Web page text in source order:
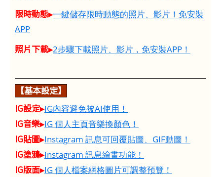
限時動態▸一鍵儲存限時動態的照片、影片！免安裝
APP
照片下載▸2步驟下載照片、影片，免安裝APP！
【基本設定】
IG設定▸IG內容避免被AI使用！
IG音樂▸IG 個人主頁音樂換顏色！
IG貼圖▸Instagram 訊息可回覆貼圖、GIF動圖！
IG塗鴉▸Instagram 訊息繪畫功能！
IG版面▸IG 個人檔案網格圖片可調整預覽！